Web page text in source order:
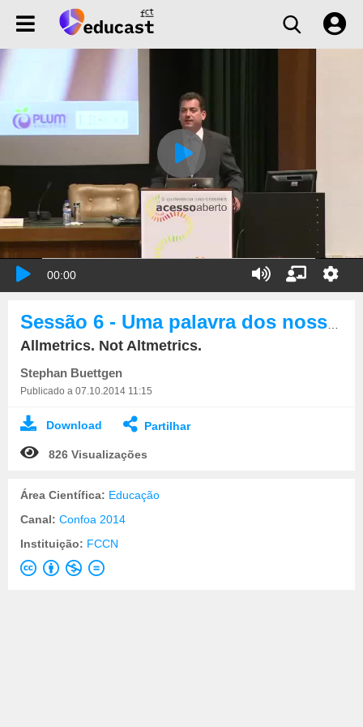
00:00
Allmetrics. Not Altmetrics.
Stephan Buettgen
Publicado a 07.10.2014 11:15
Download Partilhar
826 Visualizações
Área Científica: Educação
Canal: Confoa 2014
Instituição: FCCN